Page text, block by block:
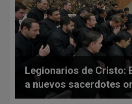
Legionarios de Cristo:
a nuevos sacerdotes